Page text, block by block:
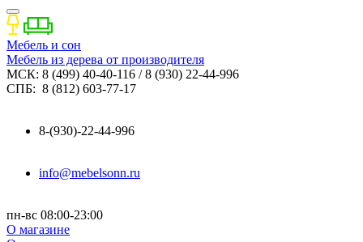
Мебель и сон
Мебель из дерева от производителя
МСК: 8 (499) 40-40-116 / 8 (930) 22-44-996
СПБ: 8 (812) 603-77-17
8-(930)-22-44-996
info@mebelsonn.ru
пн-вс 08:00-23:00
О магазине